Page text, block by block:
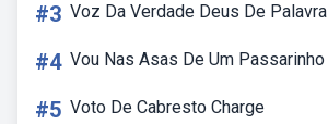
#3 Voz Da Verdade Deus De Palavra
#4 Vou Nas Asas De Um Passarinho
#5 Voto De Cabresto Charge